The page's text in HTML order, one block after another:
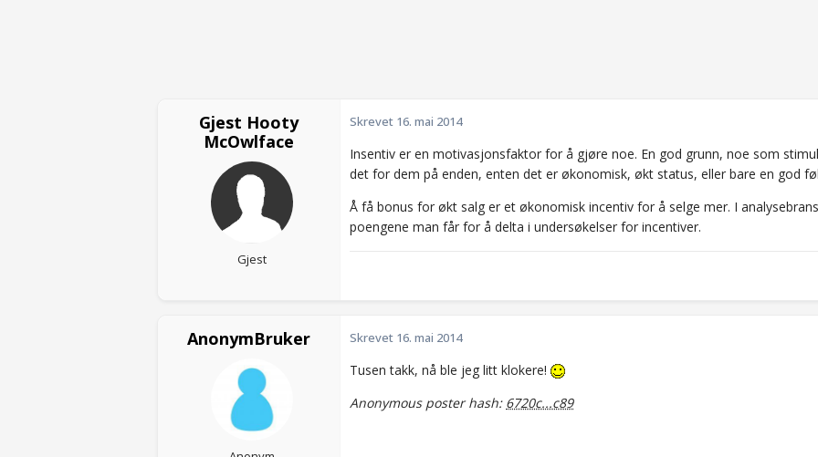
Gjest Hooty
McOwlface
Gjest
Skrevet 16. mai 2014
Insentiv er en motivasjonsfaktor for å gjøre noe. En god grunn, noe som
det for dem på enden, enten det er økonomisk, økt status, eller bare en god
Å få bonus for økt salg er et økonomisk incentiv for å selge mer. I
poengene man får for å delta i undersøkelser for incentiver.
AnonymBruker Skrevet 16. mai 2014
Tusen takk, nå ble jeg litt klokere!
Anonymous poster hash: 6720c...c89